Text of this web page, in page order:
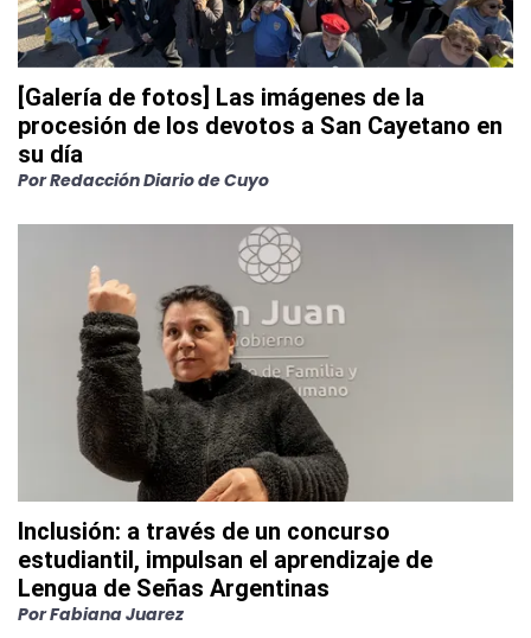
[Galería de fotos] Las imágenes de la
procesión de los devotos a San Cayetano en
su día
PorRedacción Diario de Cuyo
Inclusión: a través de un concurso
estudiantil, impulsan el aprendizaje de
Lengua de Señas Argentinas
PorFabiana Juarez